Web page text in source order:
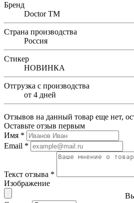
Бренд
Doctor TM
Страна производства
Россия
Стикер
НОВИНКА
Отгрузка с производства
от 4 дней
Отзывов на данный товар еще нет,
Оставьте отзыв первым
Имя *
Email *
Текст отзыва *
Изображение